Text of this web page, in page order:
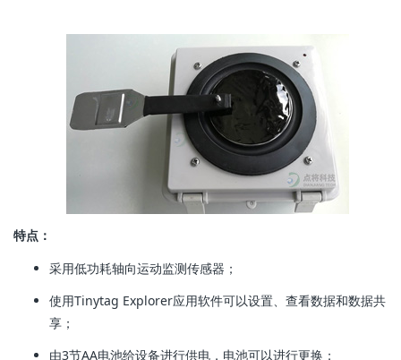
特点：
采用低功耗轴向运动监测传感器；
使用Tinytag Explorer应用软件可以设置、查看数据和数据共
享；
由3节AA电池给设备进行供电，电池可以进行更换；